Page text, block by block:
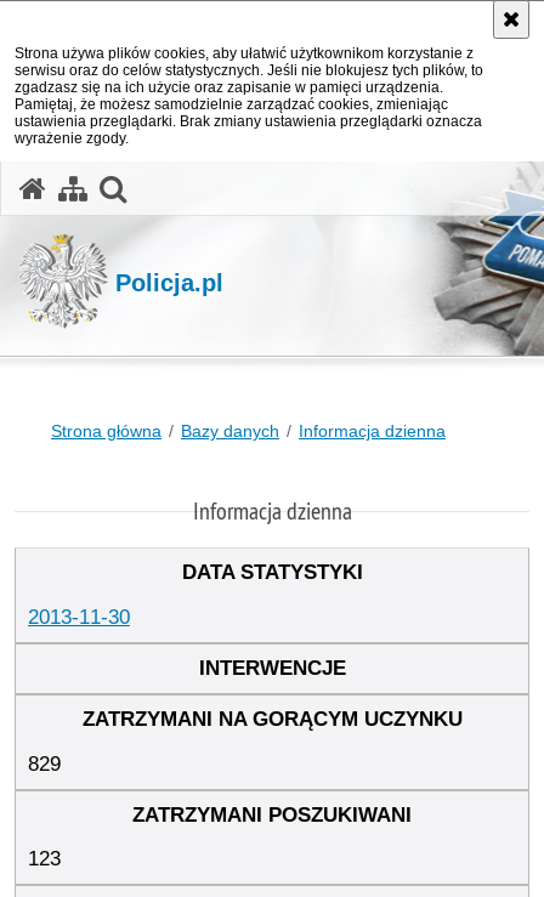
Strona używa plików cookies, aby ułatwić użytkownikom korzystanie z
serwisu oraz do celów statystycznych. Jeśli nie blokujesz tych plików, to
zgadzasz się na ich użycie oraz zapisanie w pamięci urządzenia.
Pamiętaj, że możesz samodzielnie zarządzać cookies, zmieniając
ustawienia przeglądarki. Brak zmiany ustawienia przeglądarki oznacza
wyrażenie zgody.
Policja.pl
Strona główna Bazy danych Informacja dzienna
Informacja dzienna
2013-11-30
829
123